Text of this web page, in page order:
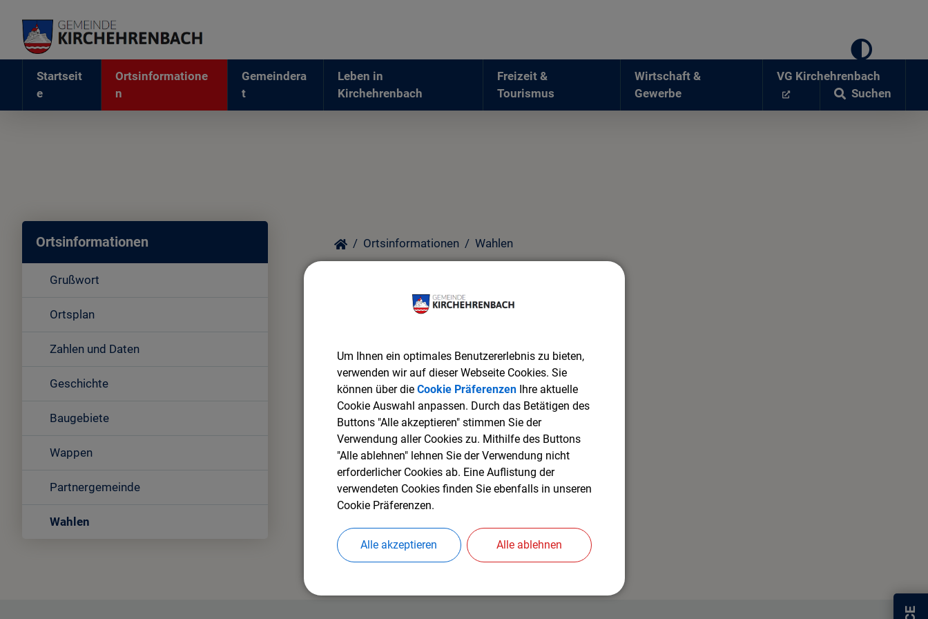
Suchen
Startseit
e
Ortsinformatione
n
Gemeindera
t
Leben in
Kirchehrenbach
Freizeit &
Tourismus
Wirtschaft &
Gewerbe
VG Kirchehrenbach
Ortsinformationen
Grußwort
Ortsplan
Zahlen und Daten
Geschichte
Baugebiete
Wappen
Partnergemeinde
Wahlen
Ortsinformationen Wahlen
Um Ihnen ein optimales Benutzererlebnis zu bieten,
verwenden wir auf dieser Webseite Cookies. Sie
können über die Cookie PräferenzenIhre aktuelle
Cookie Auswahl anpassen. Durch das Betätigen des
Buttons "Alle akzeptieren" stimmen Sie der
Verwendung aller Cookies zu. Mithilfe des Buttons
"Alle ablehnen" lehnen Sie der Verwendung nicht
erforderlicher Cookies ab. Eine Auflistung der
verwendeten Cookies finden Sie ebenfalls in unseren
Cookie Präferenzen.
Alle akzeptieren Alle ablehnen